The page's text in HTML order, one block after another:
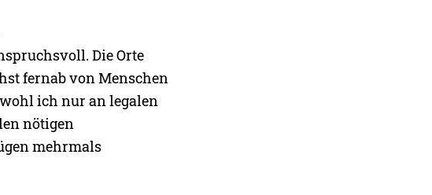
Die Orte
fernab von Menschen
ich nur an legalen
nötigen
mehrmals